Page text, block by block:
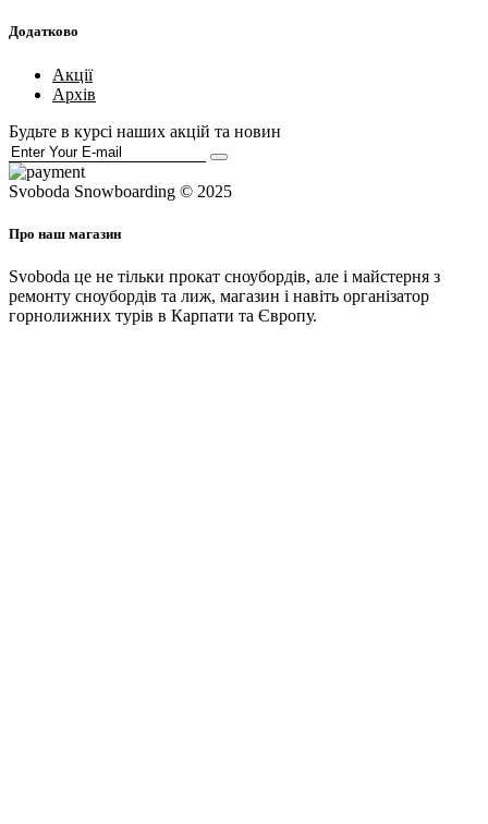
Додатково
Акції
Архів
Будьте в курсі наших акцій та новин
Svoboda Snowboarding © 2025
Про наш магазин
Svoboda це не тільки прокат сноубордів, але і майстерня з
ремонту сноубордів та лиж, магазин і навіть організатор
горнолижних турів в Карпати та Європу.